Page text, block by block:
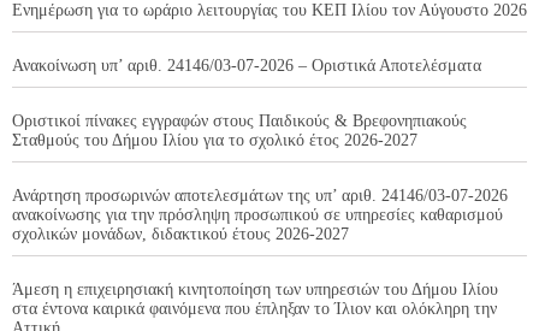
Ενημέρωση για το ωράριο λειτουργίας του ΚΕΠ Ιλίου τον Αύγουστο 2026
Ανακοίνωση υπ’ αριθ. 24146/03-07-2026 – Οριστικά Αποτελέσματα
Οριστικοί πίνακες εγγραφών στους Παιδικούς & Βρεφονηπιακούς
Σταθμούς του Δήμου Ιλίου για το σχολικό έτος 2026-2027
Ανάρτηση προσωρινών αποτελεσμάτων της υπ’ αριθ. 24146/03-07-2026
ανακοίνωσης για την πρόσληψη προσωπικού σε υπηρεσίες καθαρισμού
σχολικών μονάδων, διδακτικού έτους 2026-2027
Άμεση η επιχειρησιακή κινητοποίηση των υπηρεσιών του Δήμου Ιλίου
στα έντονα καιρικά φαινόμενα που έπληξαν το Ίλιον και ολόκληρη την